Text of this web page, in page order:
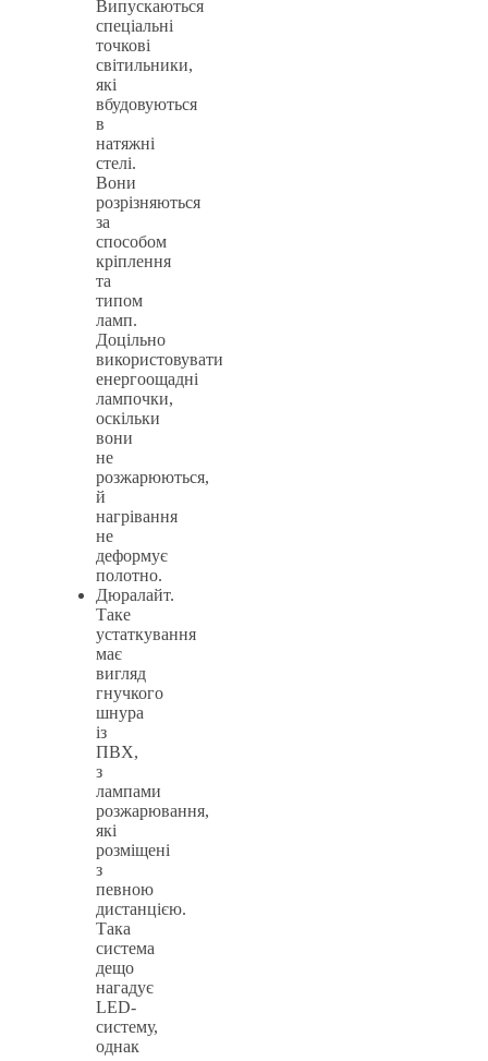
Випускаються
спеціальні
точкові
світильники,
які
вбудовуються
в
натяжні
стелі.
Вони
розрізняються
за
способом
кріплення
та
типом
ламп.
Доцільно
використовувати
енергоощадні
лампочки,
оскільки
вони
не
розжарюються,
й
нагрівання
не
деформує
полотно.
Дюралайт.
Таке
устаткування
має
вигляд
гнучкого
шнура
із
ПВХ,
з
лампами
розжарювання,
які
розміщені
з
певною
дистанцією.
Така
система
дещо
нагадує
LED-
систему,
однак